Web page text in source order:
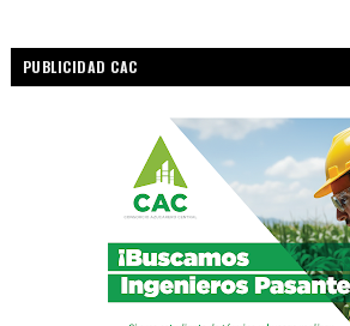
PUBLICIDAD CAC